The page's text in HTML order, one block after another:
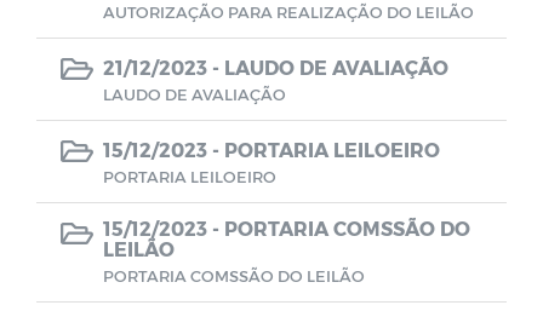
GESTORES ESCOLARES ADJUNTOS
Documentos
LEILÃO
Estoque Farmácia Básica - Lei
14.654/2023
AUTORIZAÇÃO PARA REALIZAÇÃO DO LEILÃO
21/12/2023 - LAUDO DE AVALIAÇÃO
LAUDO DE AVALIAÇÃO
15/12/2023 - PORTARIA LEILOEIRO
PORTARIA LEILOEIRO
15/12/2023 - PORTARIA COMSSÃO DO
LEILÃO
PORTARIA COMSSÃO DO LEILÃO